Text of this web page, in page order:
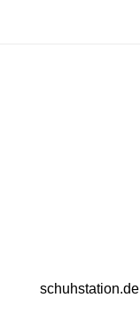
schuhstation.de